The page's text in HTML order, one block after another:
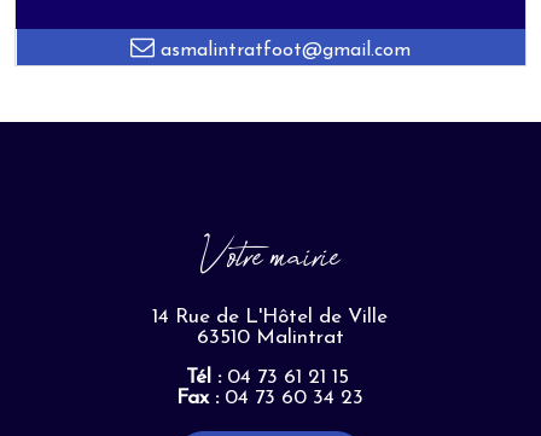
asmalintratfoot@gmail.com
Votre mairie
14 Rue de L'Hôtel de Ville
63510 Malintrat
Tél :04 73 61 21 15
Fax :04 73 60 34 23